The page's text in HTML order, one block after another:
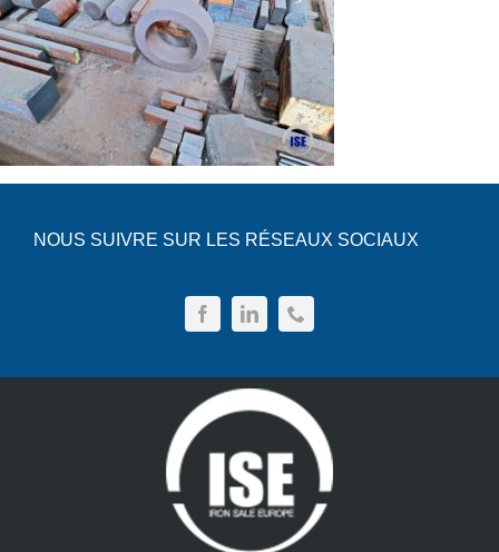
NOUS SUIVRE SUR LES RÉSEAUX SOCIAUX